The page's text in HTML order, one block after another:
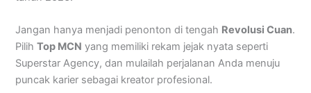
Jangan hanya menjadi penonton di tengah Revolusi Cuan.
PilihTop MCN yang memiliki rekam jejak nyata seperti
Superstar Agency, dan mulailah perjalanan Anda menuju
puncak karier sebagai kreator profesional.